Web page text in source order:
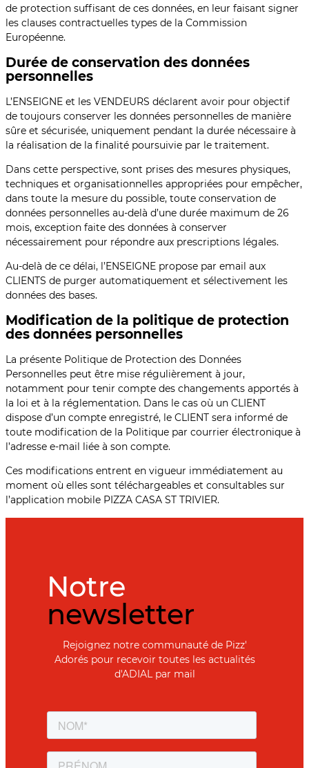
de protection suffisant de ces données, en leur faisant signer
les clauses contractuelles types de la Commission
Européenne.
Durée de conservation des données
personnelles
L’ENSEIGNE et les VENDEURS déclarent avoir pour objectif
de toujours conserver les données personnelles de manière
sûre et sécurisée, uniquement pendant la durée nécessaire à
la réalisation de la finalité poursuivie par le traitement.
Dans cette perspective, sont prises des mesures physiques,
techniques et organisationnelles appropriées pour empêcher,
dans toute la mesure du possible, toute conservation de
données personnelles au-delà d’une durée maximum de 26
mois, exception faite des données à conserver
nécessairement pour répondre aux prescriptions légales.
Au-delà de ce délai, l’ENSEIGNE propose par email aux
CLIENTS de purger automatiquement et sélectivement les
données des bases.
Modification de la politique de protection
des données personnelles
La présente Politique de Protection des Données
Personnelles peut être mise régulièrement à jour,
notamment pour tenir compte des changements apportés à
la loi et à la réglementation. Dans le cas où un CLIENT
dispose d’un compte enregistré, le CLIENT sera informé de
toute modification de la Politique par courrier électronique à
l’adresse e-mail liée à son compte.
Ces modifications entrent en vigueur immédiatement au
moment où elles sont téléchargeables et consultables sur
l’application mobile PIZZA CASA ST TRIVIER.
Notre
newsletter
Rejoignez notre communauté de Pizz'
Adorés pour recevoir toutes les actualités
d'ADIAL par mail